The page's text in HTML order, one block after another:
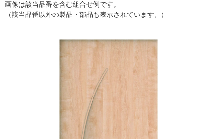
画像は該当品番を含む組合せ例です。
（該当品番以外の製品・部品も表示されています。）